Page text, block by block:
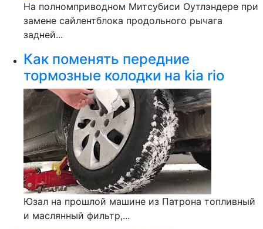
На полномприводном Митсубиси Оутлэндере при
замене сайлентблока продольного рычага
задней...
Как поменять передние
тормозные колодки на kia rio
Юзал на прошлой машине из Патрона топливный
и маслянный фильтр,...